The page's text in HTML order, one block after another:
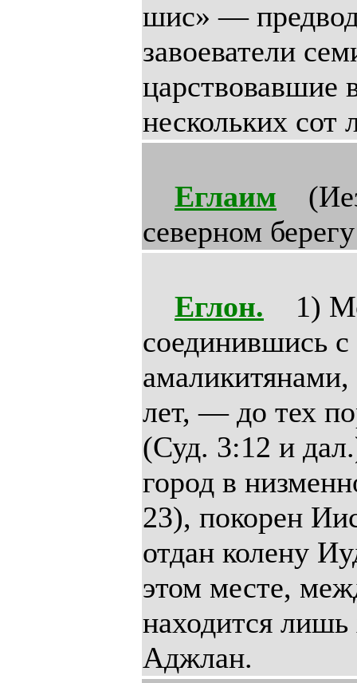
Еглаим
северном
Еглон. 1)
соединившись
амаликитянами,
лет, — до тех
(Суд. 3:12 и
город в
23), покорен
отдан колену
этом месте,
находится
Аджлан.